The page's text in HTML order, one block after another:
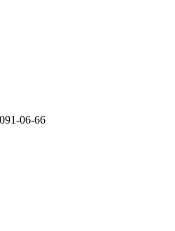
06-66